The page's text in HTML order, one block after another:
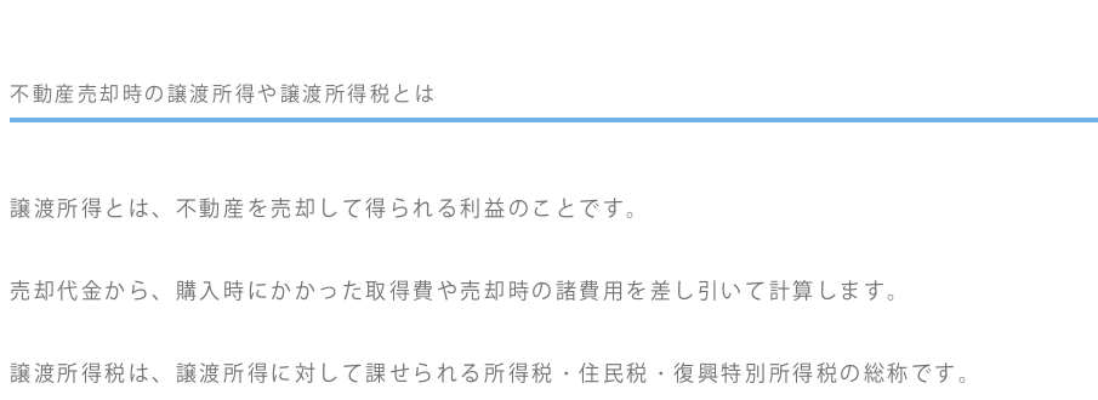
不動産売却時の譲渡所得や譲渡所得税とは
譲渡所得とは、不動産を売却して得られる利益のことです。
売却代金から、購入時にかかった取得費や売却時の諸費用を差し引いて計算します。
譲渡所得税は、譲渡所得に対して課せられる所得税・住民税・復興特別所得税の総称です。